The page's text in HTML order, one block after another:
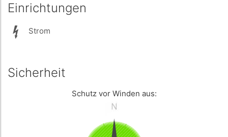
Einrichtungen
Strom
Sicherheit
Schutz vor Winden aus: